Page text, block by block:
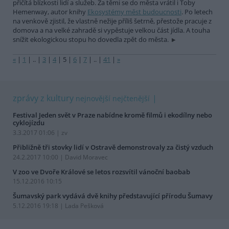
přičítá blízkosti lidí a služeb. Za těmi se do města vrátil i Toby
Hemenway, autor knihy Ekosystémy měst budoucnosti. Po letech
na venkově zjistil, že vlastně nežije příliš šetrně, přestože pracuje z
domova a na velké zahradě si vypěstuje velkou část jídla. A touha
snížit ekologickou stopu ho dovedla zpět do města.
« | 1 | .. | 3 | 4 | 5 | 6 | 7 | .. | 41 | »
zprávy z kultury nejnovější nejčtenější
Festival Jeden svět v Praze nabídne kromě filmů i ekodílny nebo
cyklojízdu
3.3.2017 01:06 | zv
Přibližně tři stovky lidí v Ostravě demonstrovaly za čistý vzduch
24.2.2017 10:00 | David Moravec
V zoo ve Dvoře Králové se letos rozsvítil vánoční baobab
15.12.2016 10:15
Šumavský park vydává dvě knihy představující přírodu Šumavy
5.12.2016 19:18 | Lada Pešková